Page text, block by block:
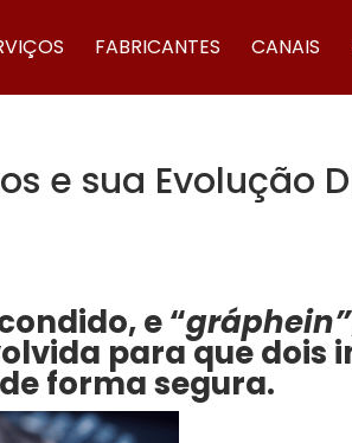
FABRICANTES CANAIS
e sua Evolução
e “gráphein”
para que dois
forma segura.